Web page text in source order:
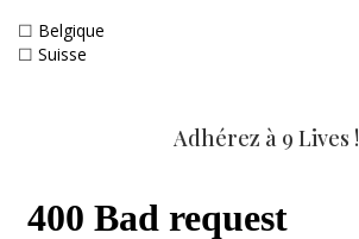
☐ Belgique
☐ Suisse
Adhérez à 9 Lives !